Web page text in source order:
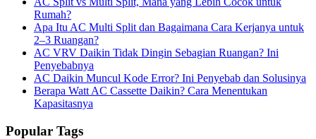
Rumah?
Apa Itu AC Multi Split dan Bagaimana Cara Kerjanya untuk
2–3 Ruangan?
AC VRV Daikin Tidak Dingin Sebagian Ruangan? Ini
Penyebabnya
AC Daikin Muncul Kode Error? Ini Penyebab dan Solusinya
Berapa Watt AC Cassette Daikin? Cara Menentukan
Kapasitasnya
Popular Tags